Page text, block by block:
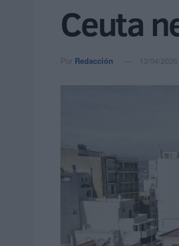
Ceuta
Por Redacción 13/04/